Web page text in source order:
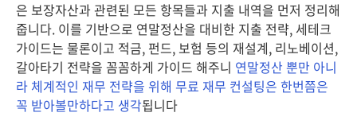
은 보장자산과 관련된 모든 항목들과 지출 내역을 먼저 정리해
줍니다. 이를 기반으로 연말정산을 대비한 지출 전략, 세테크
가이드는 물론이고 적금, 펀드, 보험 등의 재설계, 리노베이션,
갈아타기 전략을 꼼꼼하게 가이드 해주니 연말정산 뿐만 아니
라 체계적인 재무 전략을 위해 무료 재무 컨설팅은 한번쯤은
꼭 받아볼만하다고 생각됩니다